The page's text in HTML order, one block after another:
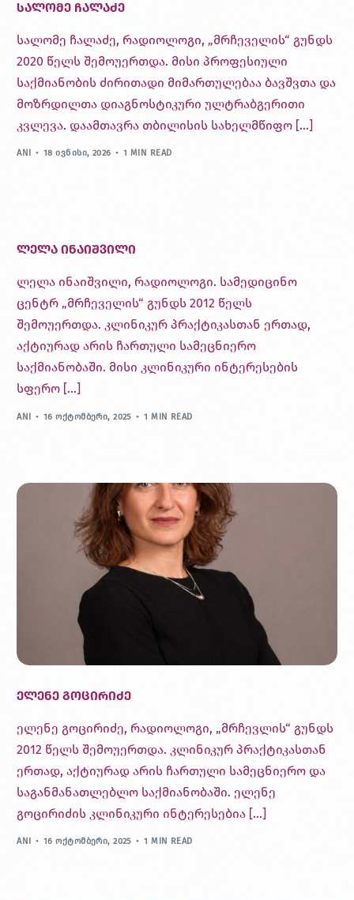
სალომე ჩალაძე
სალომე ჩალაძე, რადიოლოგი, „მრჩეველის“ გუნდს
2020 წელს შემოუერთდა. მისი პროფესიული
საქმიანობის ძირითადი მიმართულებაა ბავშვთა და
მოზრდილთა დიაგნოსტიკური ულტრაბგერითი
კვლევა. დაამთავრა თბილისის სახელმწიფო […]
ANI 18 ᲘᲕᲜᲘᲡᲘ, 2026 1 MIN READ
ლელა ინაიშვილი
ლელა ინაიშვილი, რადიოლოგი. სამედიცინო
ცენტრ „მრჩეველის“ გუნდს 2012 წელს
შემოუერთდა. კლინიკურ პრაქტიკასთან ერთად,
აქტიურად არის ჩართული სამეცნიერო
საქმიანობაში. მისი კლინიკური ინტერესების
სფერო […]
ANI 16 ᲝᲥᲢᲝᲛᲑᲔᲠᲘ, 2025 1 MIN READ
ელენე გოცირიძე
ელენე გოცირიძე, რადიოლოგი, „მრჩევლის“ გუნდს
2012 წელს შემოუერთდა. კლინიკურ პრაქტიკასთან
ერთად, აქტიურად არის ჩართული სამეცნიერო და
საგანმანათლებლო საქმიანობაში. ელენე
გოცირიძის კლინიკური ინტერესებია […]
ANI 16 ᲝᲥᲢᲝᲛᲑᲔᲠᲘ, 2025 1 MIN READ